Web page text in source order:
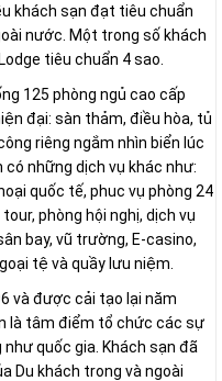
khách sạn đạt tiêu chuẩn
nước. Một trong số khách
tiêu chuẩn 4 sao.
125 phòng ngủ cao cấp
đại: sàn thảm, điều hòa, tủ
riêng ngắm nhìn biển lúc
có những dịch vụ khác như:
quốc tế, phuc vụ phòng 24
phòng hội nghị, dịch vụ
bay, vũ trường, E-casino,
tệ và quầy lưu niệm.
và được cải tạo lại năm
là tâm điểm tổ chức các sự
quốc gia. Khách sạn đã
Du khách trong và ngoài